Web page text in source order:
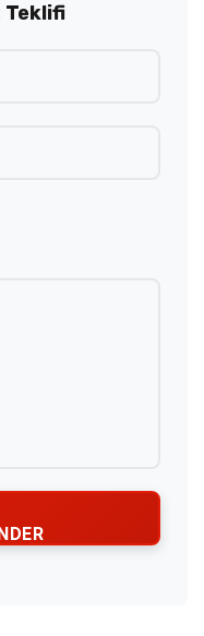
Teklifi